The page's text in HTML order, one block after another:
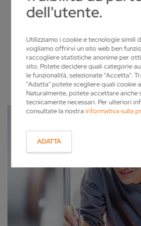
dell'utente.
Utilizziamo i cookie e tecnologie simili
vogliamo offrirvi un sito web ben
raccogliere statistiche anonime per
sito. Potete decidere quali categorie
le funzionalità, selezionate "Accetta".
"Adatta" potete scegliere quali cookie
Naturalmente, potete accettare anche
tecnicamente necessari. Per ulteriori
consultate la nostrainformativa sulla
ADATTA
2020-11-23